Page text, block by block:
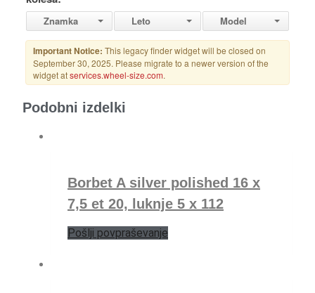
Podobni izdelki
Borbet A silver polished 16 x
7,5 et 20, luknje 5 x 112
Pošlji povpraševanje